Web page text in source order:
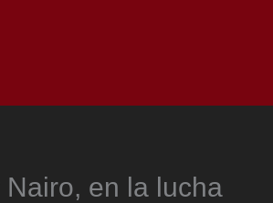
Nairo, en la lucha